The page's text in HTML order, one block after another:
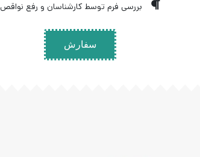
بررسی فرم توسط کارشناسان و رفع نواقص
سفارش